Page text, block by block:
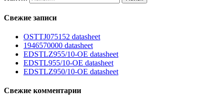
Свежие записи
OSTTJ075152 datasheet
1946570000 datasheet
EDSTLZ955/10-OE datasheet
EDSTL955/10-OE datasheet
EDSTLZ950/10-OE datasheet
Свежие комментарии